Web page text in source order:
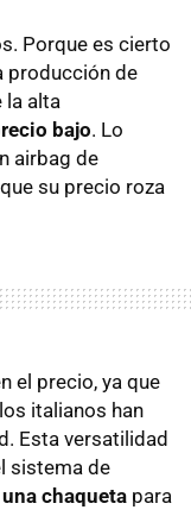
Porque es cierto
producción de
la alta
bajo. Lo
airbag de
su precio roza
el precio, ya que
italianos han
Esta versatilidad
sistema de
chaqueta para